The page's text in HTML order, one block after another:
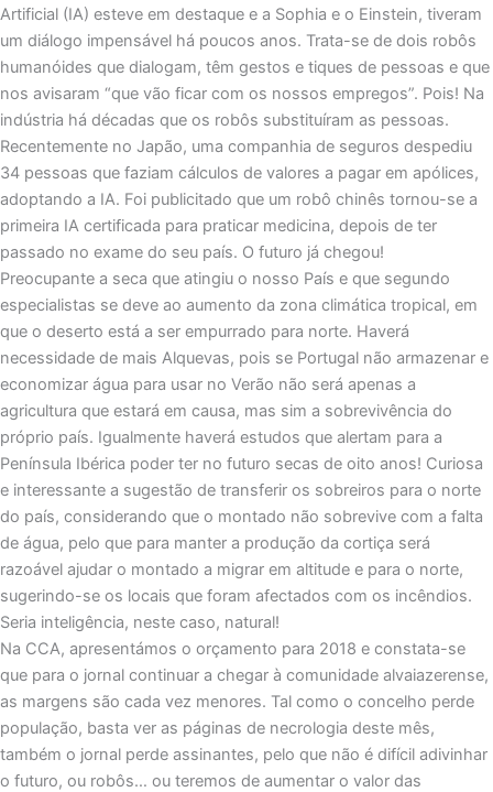
Artificial (IA) esteve em destaque e a Sophia e o Einstein, tiveram
um diálogo impensável há poucos anos. Trata-se de dois robôs
humanóides que dialogam, têm gestos e tiques de pessoas e que
nos avisaram “que vão ficar com os nossos empregos”. Pois! Na
indústria há décadas que os robôs substituíram as pessoas.
Recentemente no Japão, uma companhia de seguros despediu
34 pessoas que faziam cálculos de valores a pagar em apólices,
adoptando a IA. Foi publicitado que um robô chinês tornou-se a
primeira IA certificada para praticar medicina, depois de ter
passado no exame do seu país. O futuro já chegou!
Preocupante a seca que atingiu o nosso País e que segundo
especialistas se deve ao aumento da zona climática tropical, em
que o deserto está a ser empurrado para norte. Haverá
necessidade de mais Alquevas, pois se Portugal não armazenar e
economizar água para usar no Verão não será apenas a
agricultura que estará em causa, mas sim a sobrevivência do
próprio país. Igualmente haverá estudos que alertam para a
Península Ibérica poder ter no futuro secas de oito anos! Curiosa
e interessante a sugestão de transferir os sobreiros para o norte
do país, considerando que o montado não sobrevive com a falta
de água, pelo que para manter a produção da cortiça será
razoável ajudar o montado a migrar em altitude e para o norte,
sugerindo-se os locais que foram afectados com os incêndios.
Seria inteligência, neste caso, natural!
Na CCA, apresentámos o orçamento para 2018 e constata-se
que para o jornal continuar a chegar à comunidade alvaiazerense,
as margens são cada vez menores. Tal como o concelho perde
população, basta ver as páginas de necrologia deste mês,
também o jornal perde assinantes, pelo que não é difícil adivinhar
o futuro, ou robôs… ou teremos de aumentar o valor das